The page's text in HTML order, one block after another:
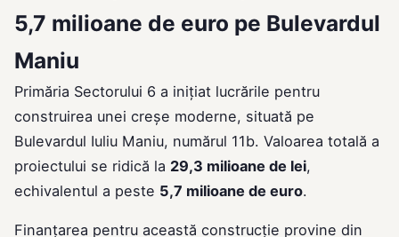
5,7 milioane de euro pe Bulevardul
Maniu
Primăria Sectorului 6 a inițiat lucrările pentru
construirea unei creșe moderne, situată pe
Bulevardul Iuliu Maniu, numărul 11b. Valoarea totală a
proiectului se ridică la 29,3 milioane de lei,
echivalentul a peste 5,7 milioane de euro.
Finanțarea pentru această construcție provine din